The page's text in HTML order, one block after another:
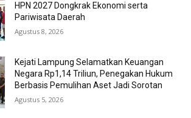
HPN 2027 Dongkrak Ekonomi serta
Pariwisata Daerah
Agustus 8, 2026
Kejati Lampung Selamatkan Keuangan
Negara Rp1,14 Triliun, Penegakan Hukum
Berbasis Pemulihan Aset Jadi Sorotan
Agustus 5, 2026